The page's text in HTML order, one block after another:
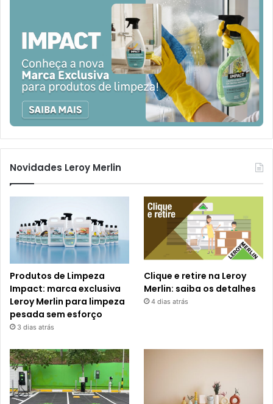
Novidades Leroy Merlin
Produtos de Limpeza
Impact: marca exclusiva
Leroy Merlin para limpeza
pesada sem esforço
3 dias atrás
Clique e retire na Leroy
Merlin: saiba os detalhes
4 dias atrás